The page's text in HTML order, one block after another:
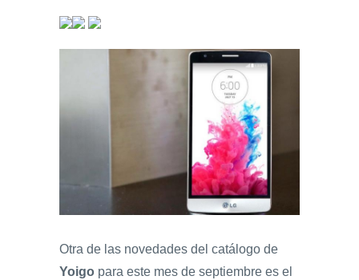
Otra de las novedades del catálogo de
Yoigo para este mes de septiembre es el